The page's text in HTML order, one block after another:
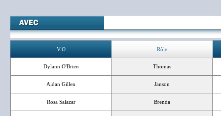
V.O Rôle
Dylann O'Brien Thomas
Aidan Gillen Janson
Rosa Salazar Brenda